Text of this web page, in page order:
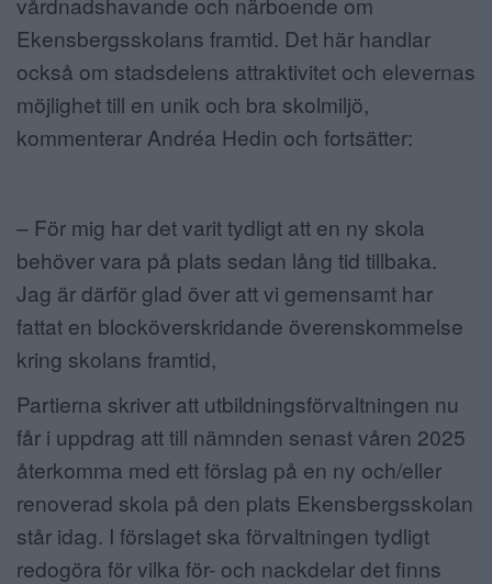
Ekensbergsskolans framtid. Det här handlar
också om stadsdelens attraktivitet och elevernas
möjlighet till en unik och bra skolmiljö,
kommenterar Andréa Hedin och fortsätter:
– För mig har det varit tydligt att en ny skola
behöver vara på plats sedan lång tid tillbaka.
Jag är därför glad över att vi gemensamt har
fattat en blocköverskridande överenskommelse
kring skolans framtid,
Partierna skriver att utbildningsförvaltningen nu
får i uppdrag att till nämnden senast våren 2025
återkomma med ett förslag på en ny och/eller
renoverad skola på den plats Ekensbergsskolan
står idag. I förslaget ska förvaltningen tydligt
redogöra för vilka för- och nackdelar det finns